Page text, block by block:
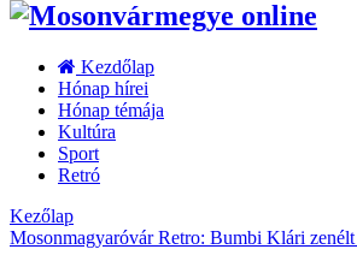
Kezdőlap
Hónap hírei
Hónap témája
Kultúra
Sport
Retró
Kezőlap
Mosonmagyaróvár Retro: Bumbi Klári